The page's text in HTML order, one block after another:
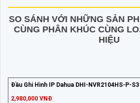
SO SÁNH VỚI NHỮNG SẢN
CÙNG PHÂN KHÚC CÙNG
HIỆU
Đầu Ghi Hình IP Dahua DHI-NVR2104HS-P-S3
2,980,000 VNĐ